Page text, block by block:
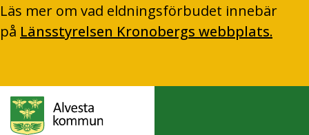
Läs mer om vad eldningsförbudet innebär
på Länsstyrelsen Kronobergs webbplats.